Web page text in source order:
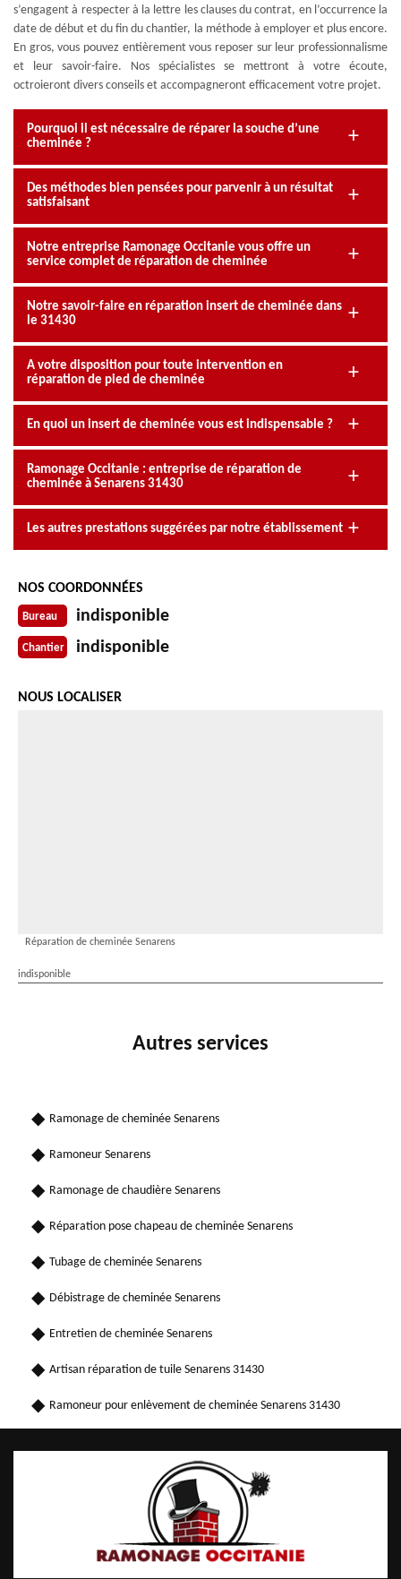
s’engagent à respecter à la lettre les clauses du contrat, en l’occurrence la
date de début et du fin du chantier, la méthode à employer et plus encore.
En gros, vous pouvez entièrement vous reposer sur leur professionnalisme
et leur savoir-faire. Nos spécialistes se mettront à votre écoute,
octroieront divers conseils et accompagneront efficacement votre projet.
Pourquoi il est nécessaire de réparer la souche d’une
cheminée ?
Des méthodes bien pensées pour parvenir à un résultat
satisfaisant
Notre entreprise Ramonage Occitanie vous offre un
service complet de réparation de cheminée
Notre savoir-faire en réparation insert de cheminée dans
le 31430
A votre disposition pour toute intervention en
réparation de pied de cheminée
En quoi un insert de cheminée vous est indispensable ?
Ramonage Occitanie : entreprise de réparation de
cheminée à Senarens 31430
Les autres prestations suggérées par notre établissement
NOS COORDONNÉES
Bureau indisponible
Chantier indisponible
NOUS LOCALISER
Réparation de cheminée Senarens
indisponible
Autres services
Ramonage de cheminée Senarens
Ramoneur Senarens
Ramonage de chaudière Senarens
Réparation pose chapeau de cheminée Senarens
Tubage de cheminée Senarens
Débistrage de cheminée Senarens
Entretien de cheminée Senarens
Artisan réparation de tuile Senarens 31430
Ramoneur pour enlèvement de cheminée Senarens 31430